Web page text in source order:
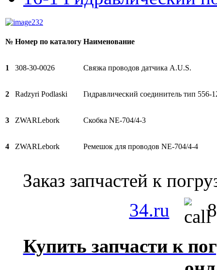
№ Номер по каталогу Наименование
1 308-30-0026 Связка проводов датчика A.U.S.
2 Radzyri Podlaski Гидравлический соединитель тип 556-
3 ZWARLebork Скобка NE-704/4-3
4 ZWARLebork Ремешок для проводов NE-704/4-4
Заказ запчастей к
34.ru
Купить запчасти к